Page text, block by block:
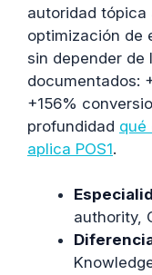
autoridad tópica
optimización de
sin depender de
documentados:
+156%
profundidad qué
aplica POS1.
authority,